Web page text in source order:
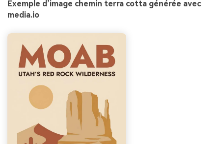
Exemple d’image chemin terra cotta générée avec
media.io